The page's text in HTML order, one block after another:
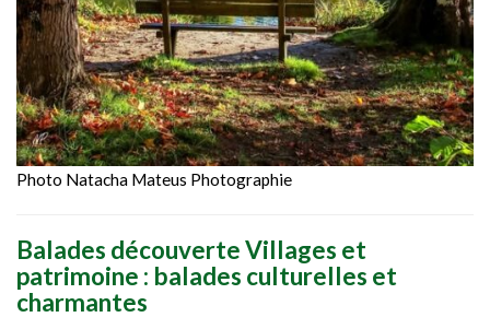
Photo Natacha Mateus Photographie
Balades découverte Villages et
patrimoine : balades culturelles et
charmantes